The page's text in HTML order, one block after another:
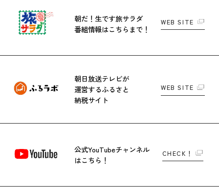
朝だ！生です旅サラダ
番組情報はこちらまで！
WEB SITE
朝日放送テレビが
運営するふるさと
納税サイト
WEB SITE
公式YouTubeチャンネル
はこちら！
CHECK！